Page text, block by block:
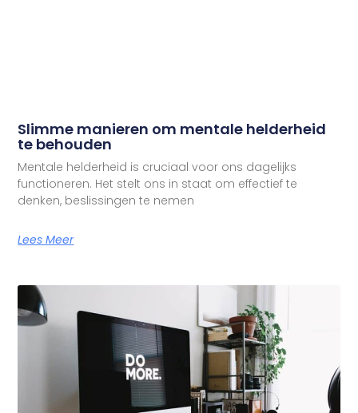
Slimme manieren om mentale helderheid
te behouden
Mentale helderheid is cruciaal voor ons dagelijks
functioneren. Het stelt ons in staat om effectief te
denken, beslissingen te nemen
Lees Meer